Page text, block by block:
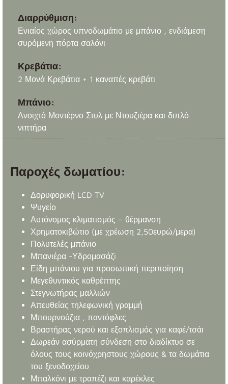
Διαρρύθμιση:
Ενιαίος χώρος υπνοδωμάτιο με μπάνιο , ενδιάμεση
συρόμενη πόρτα σαλόνι
Κρεβάτια:
2 Μονά Κρεβάτια + 1 καναπές κρεβάτι
Μπάνιο:
Ανοιχτό Μοντέρνο Στυλ με Ντουζιέρα και διπλό
νιπτήρα
Παροχές δωματίου:
Δορυφορική LCD TV
Ψυγείο
Αυτόνομος κλιματισμός – θέρμανση
Χρηματοκιβώτιο (με χρέωση 2,50ευρώ/μερα)
Πολυτελές μπάνιο
Μπανιέρα -Υδρομασάζi
Είδη μπάνιου για προσωπική περιποίηση
Μεγεθυντικός καθρέπτης
Στεγνωτήρας μαλλιών
Απευθείας τηλεφωνική γραμμή
Μπουρνούζια , παντόφλες
Βραστήρας νερού και εξοπλισμός για καφέ/τσάι
Δωρεάν ασύρματη σύνδεση στο διαδίκτυο σε
όλους τους κοινόχρηστους χώρους & τα δωμάτια
του ξενοδοχείου
Μπαλκόνι με τραπέζι και καρέκλες